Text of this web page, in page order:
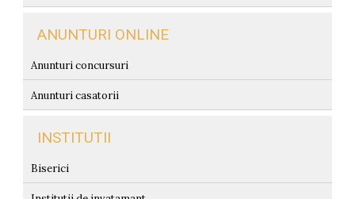
ANUNTURI ONLINE
Anunturi concursuri
Anunturi casatorii
INSTITUTII
Biserici